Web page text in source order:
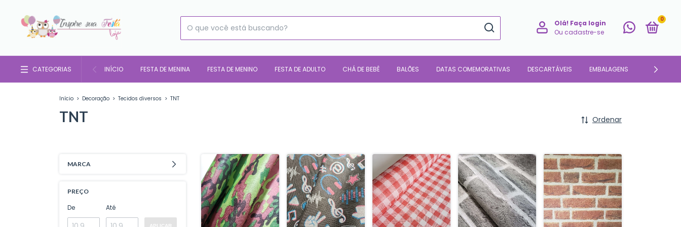
Olá! Faça login
Ou cadastre-se
0
CATEGORIAS INÍCIO FESTA DE MENINA FESTA DE MENINO FESTA DE ADULTO CHÁ DE BEBÊ BALÕES DATAS COMEMORATIVAS DESCARTÁVEIS EMBALAGENS PARA O LAR
Início > Decoração > Tecidos diversos > TNT
TNT Ordenar
MARCA
PREÇO
De Até
APLICAR